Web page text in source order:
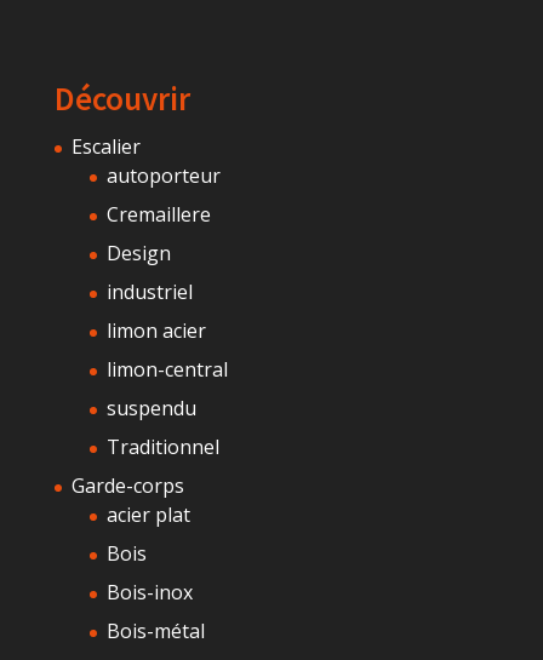
Découvrir
Escalier
autoporteur
Cremaillere
Design
industriel
limon acier
limon-central
suspendu
Traditionnel
Garde-corps
acier plat
Bois
Bois-inox
Bois-métal